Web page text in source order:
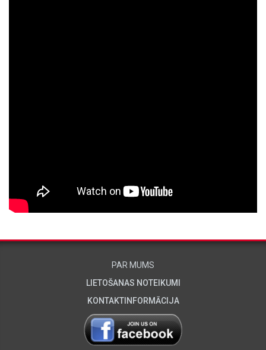
PAR MUMS
LIETOŠANAS NOTEIKUMI
KONTAKTINFORMĀCIJA